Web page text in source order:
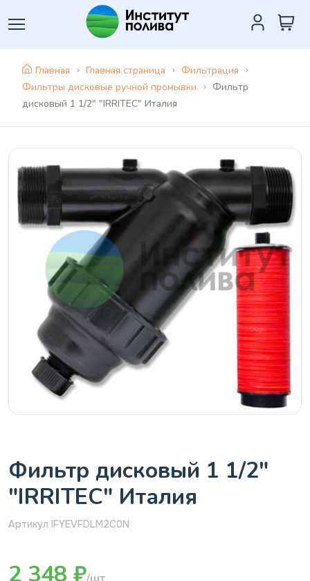
Главная Главная страница
Фильтрация
Фильтры дисковые ручной промывки
Фильтр
дисковый 1 1/2" "IRRITEC" Италия
Фильтр дисковый 1 1/2"
"IRRITEC" Италия
Артикул IFYEVFDLM2C0N
2 348 ₽